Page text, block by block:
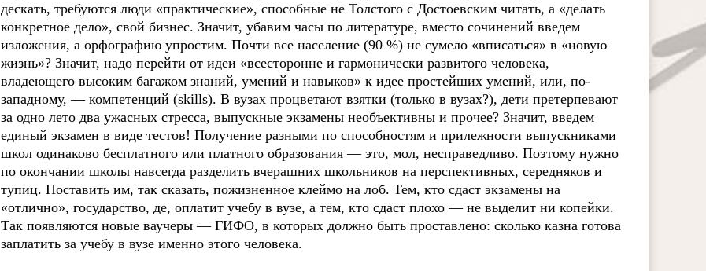
дескать, требуются люди «практические», способные не Толстого с Достоевским читать, а «делать
конкретное дело», свой бизнес. Значит, убавим часы по литературе, вместо сочинений введем
изложения, а орфографию упростим. Почти все население (90 %) не сумело «вписаться» в «новую
жизнь»? Значит, надо перейти от идеи «всесторонне и гармонически развитого человека,
владеющего высоким багажом знаний, умений и навыков» к идее простейших умений, или, по-
западному, — компетенций (skills). В вузах процветают взятки (только в вузах?), дети претерпевают
за одно лето два ужасных стресса, выпускные экзамены необъективны и прочее? Значит, введем
единый экзамен в виде тестов! Получение разными по способностям и прилежности выпускниками
школ одинаково бесплатного или платного образования — это, мол, несправедливо. Поэтому нужно
по окончании школы навсегда разделить вчерашних школьников на перспективных, середняков и
тупиц. Поставить им, так сказать, пожизненное клеймо на лоб. Тем, кто сдаст экзамены на
«отлично», государство, де, оплатит учебу в вузе, а тем, кто сдаст плохо — не выделит ни копейки.
Так появляются новые ваучеры — ГИФО, в которых должно быть проставлено: сколько казна готова
заплатить за учебу в вузе именно этого человека.